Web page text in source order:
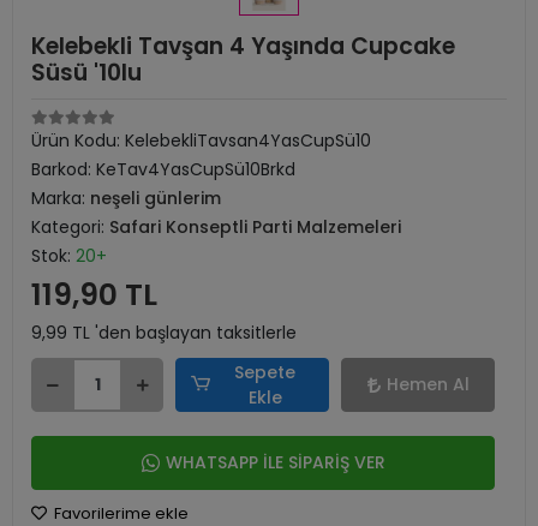
Kelebekli Tavşan 4 Yaşında Cupcake
Süsü '10lu
Ürün Kodu: KelebekliTavsan4YasCupSü10
Barkod: KeTav4YasCupSü10Brkd
Marka: neşeli günlerim
Kategori: Safari Konseptli Parti Malzemeleri
Stok: 20+
119,90 TL
9,99 TL 'den başlayan taksitlerle
Sepete
Ekle
Hemen Al
WHATSAPP İLE SİPARİŞ VER
Favorilerime ekle